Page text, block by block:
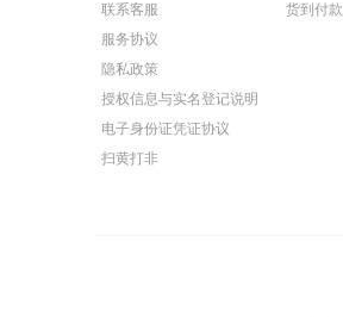
联系客服
服务协议
隐私政策
授权信息与实名登记说明
电子身份证凭证协议
扫黄打非
货到付款